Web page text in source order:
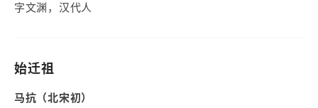
字文渊，汉代人
始迁祖
马抗（北宋初）